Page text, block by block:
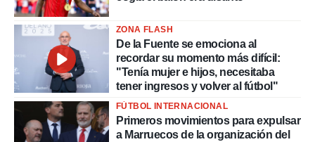
ZONA FLASH
De la Fuente se emociona al
recordar su momento más difícil:
"Tenía mujer e hijos, necesitaba
tener ingresos y volver al fútbol"
FÚTBOL INTERNACIONAL
Primeros movimientos para expulsar
a Marruecos de la organización del